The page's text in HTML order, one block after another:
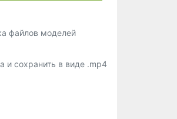
файлов моделей
и сохранить в виде .mp4